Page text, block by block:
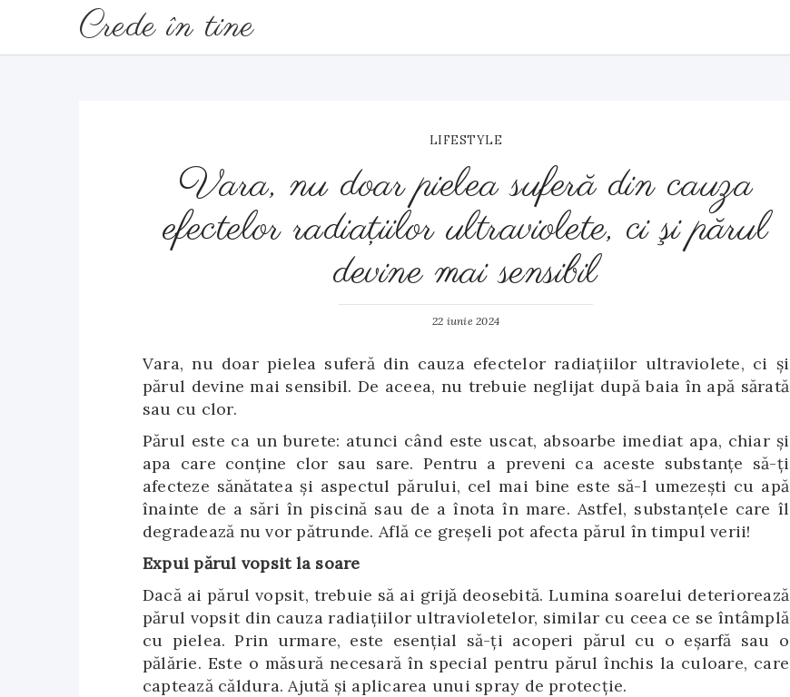
Crede în tine
LIFESTYLE
Vara, nu doar pielea suferă din cauza
efectelor radiaţiilor ultraviolete, ci şi părul
devine mai sensibil
22 iunie 2024
Vara, nu doar pielea suferă din cauza efectelor radiaţiilor ultraviolete, ci şi
părul devine mai sensibil. De aceea, nu trebuie neglijat după baia în apă sărată
sau cu clor.
Părul este ca un burete: atunci când este uscat, absoarbe imediat apa, chiar și
apa care conține clor sau sare. Pentru a preveni ca aceste substanțe să-ţi
afecteze sănătatea şi aspectul părului, cel mai bine este să-l umezeşti cu apă
înainte de a sări în piscină sau de a înota în mare. Astfel, substanțele care îl
degradează nu vor pătrunde. Află ce greșeli pot afecta părul în timpul verii!
Expui părul vopsit la soare
Dacă ai părul vopsit, trebuie să ai grijă deosebită. Lumina soarelui deteriorează
părul vopsit din cauza radiațiilor ultravioletelor, similar cu ceea ce se întâmplă
cu pielea. Prin urmare, este esenţial să-ţi acoperi părul cu o eșarfă sau o
pălărie. Este o măsură necesară în special pentru părul închis la culoare, care
captează căldura. Ajută şi aplicarea unui spray de protecție.